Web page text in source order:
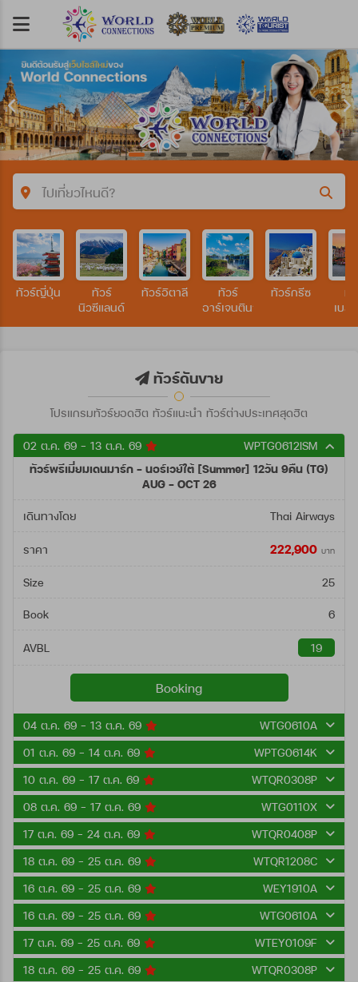
ไปเที่ยวไหนดี?
คำค้นหา/รหัสทัวร์
ประเทศ
ถึงวันที่
ค้นหา
ทัวร์ญี่ปุ่น
ทัวร์
นิวซีแลนด์
ทัวร์อิตาลี
ทัวร์
อาร์เจนตินา
ทัวร์กรีซ
ทั
เบล
ทัวร์ดันขาย
โปรแกรมทัวร์ยอดฮิต ทัวร์แนะนำ ทัวร์ต่างประเทศสุดฮิต
02 ต.ค. 69 - 13 ต.ค. 69
WPTG0612ISM
ทัวร์พรีเมี่ยมเดนมาร์ก - นอร์เวย์ใต้ [Summer] 12วัน 9คืน (TG)
AUG - OCT 26
เดินทางโดย Thai Airways
ราคา 222,900 บาท
Size 25
Book 6
AVBL 19
Booking
04 ต.ค. 69 - 13 ต.ค. 69
WTG0610A
01 ต.ค. 69 - 14 ต.ค. 69
WPTG0614K
10 ต.ค. 69 - 17 ต.ค. 69
WTQR0308P
08 ต.ค. 69 - 17 ต.ค. 69
WTG0110X
17 ต.ค. 69 - 24 ต.ค. 69
WTQR0408P
18 ต.ค. 69 - 25 ต.ค. 69
WTQR1208C
16 ต.ค. 69 - 25 ต.ค. 69
WEY1910A
16 ต.ค. 69 - 25 ต.ค. 69
WTG0610A
17 ต.ค. 69 - 25 ต.ค. 69
WTEY0109F
18 ต.ค. 69 - 25 ต.ค. 69
WTQR0308P